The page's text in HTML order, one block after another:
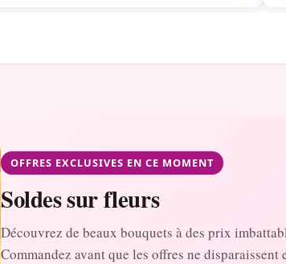
OFFRES EXCLUSIVES EN CE MOMENT
Soldes sur fleurs
Découvrez de beaux bouquets à des prix
Commandez avant que les offres ne